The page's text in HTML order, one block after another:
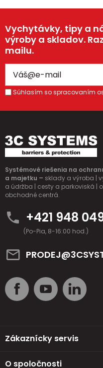
Vychytávky, tipy a
výroby a skladov.
mailu.
Súhlasím so spracovaním
Systémové riešenia na
a majetku – sklady a výroba |
a údržba | cesty a parkoviská |
obchodné centrá.
+421 948
(Po-Pia, 8-16:00 hod.)
Zákaznícky servis
O spoločnosti